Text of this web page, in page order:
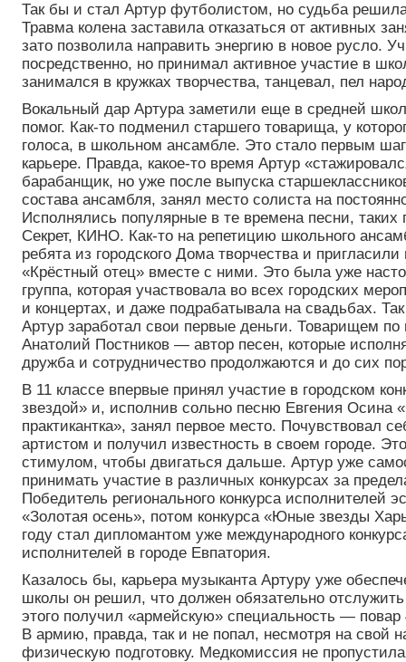
Так бы и стал Артур футболистом, но судьба
Травма колена заставила отказаться от активных
зато позволила направить энергию в новое русло.
посредственно, но принимал активное участие в
занимался в кружках творчества, танцевал, пел
Вокальный дар Артура заметили еще в средней
помог. Как-то подменил старшего товарища, у
голоса, в школьном ансамбле. Это стало первым
карьере. Правда, какое-то время Артур
барабанщик, но уже после выпуска
состава ансамбля, занял место солиста на
Исполнялись популярные в те времена песни,
Секрет, КИНО. Как-то на репетицию школьного
ребята из городского Дома творчества и
«Крёстный отец» вместе с ними. Это была уже
группа, которая участвовала во всех городских
и концертах, и даже подрабатывала на свадьбах.
Артур заработал свои первые деньги. Товарищем по
Анатолий Постников — автор песен, которые
дружба и сотрудничество продолжаются и до сих
В 11 классе впервые принял участие в городском
звездой» и, исполнив сольно песню Евгения Осина
практикантка», занял первое место. Почувствовал
артистом и получил известность в своем городе.
стимулом, чтобы двигаться дальше. Артур уже
принимать участие в различных конкурсах за
Победитель регионального конкурса исполнителей
«Золотая осень», потом конкурса «Юные звезды
году стал дипломантом уже международного
исполнителей в городе Евпатория.
Казалось бы, карьера музыканта Артуру уже
школы он решил, что должен обязательно
этого получил «армейскую» специальность — повар
В армию, правда, так и не попал, несмотря на свой
физическую подготовку. Медкомиссия не